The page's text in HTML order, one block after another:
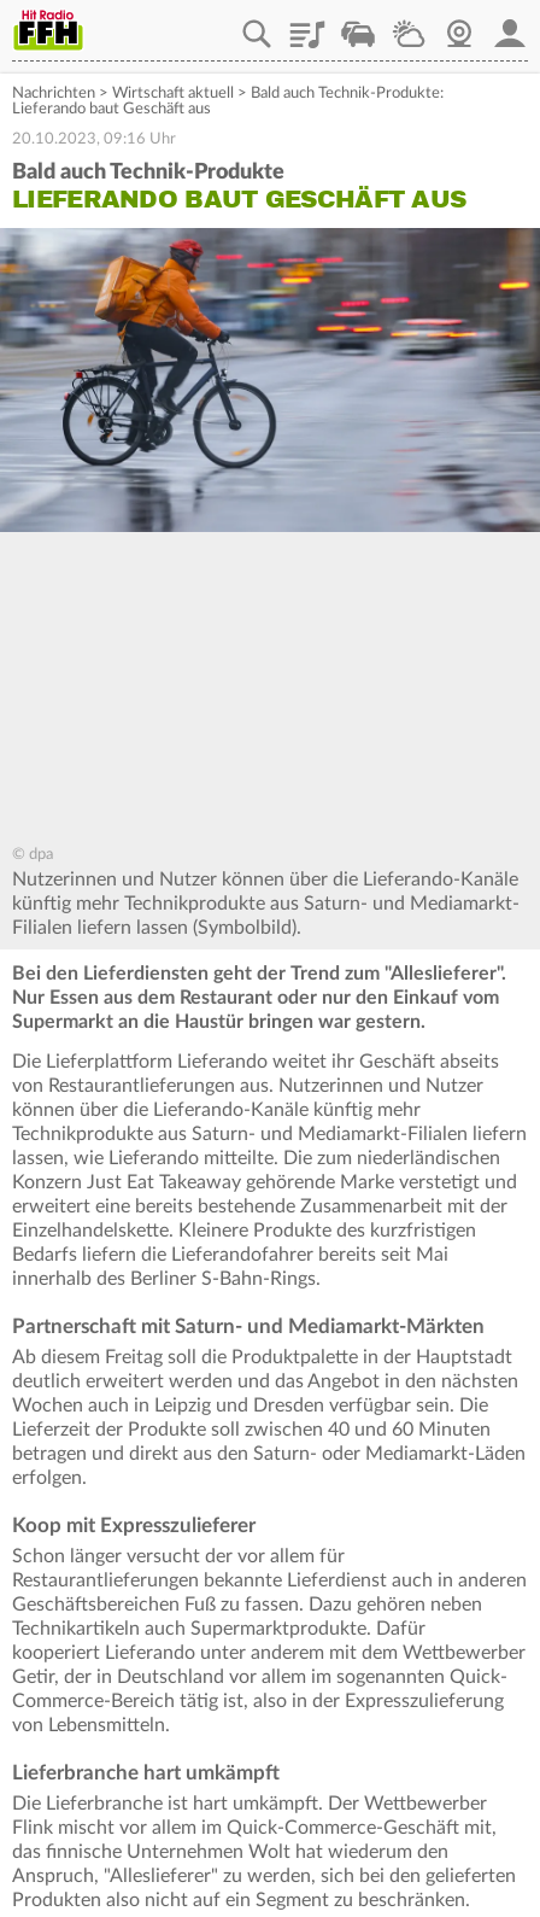
PlaylistStaupilotWetterWebcam
Nachrichten > Wirtschaft aktuell > Bald auch Technik-Produkte:
Lieferando baut Geschäft aus
20.10.2023, 09:16 Uhr
Bald auch Technik-Produkte
LIEFERANDO BAUT GESCHÄFT AUS
© dpa
Nutzerinnen und Nutzer können über die Lieferando-Kanäle
künftig mehr Technikprodukte aus Saturn- und Mediamarkt-
Filialen liefern lassen (Symbolbild).
Bei den Lieferdiensten geht der Trend zum "Alleslieferer".
Nur Essen aus dem Restaurant oder nur den Einkauf vom
Supermarkt an die Haustür bringen war gestern.
Die Lieferplattform Lieferando weitet ihr Geschäft abseits
von Restaurantlieferungen aus. Nutzerinnen und Nutzer
können über die Lieferando-Kanäle künftig mehr
Technikprodukte aus Saturn- und Mediamarkt-Filialen liefern
lassen, wie Lieferando mitteilte. Die zum niederländischen
Konzern Just Eat Takeaway gehörende Marke verstetigt und
erweitert eine bereits bestehende Zusammenarbeit mit der
Einzelhandelskette. Kleinere Produkte des kurzfristigen
Bedarfs liefern die Lieferandofahrer bereits seit Mai
innerhalb des Berliner S-Bahn-Rings.
Partnerschaft mit Saturn- und Mediamarkt-Märkten
Ab diesem Freitag soll die Produktpalette in der Hauptstadt
deutlich erweitert werden und das Angebot in den nächsten
Wochen auch in Leipzig und Dresden verfügbar sein. Die
Lieferzeit der Produkte soll zwischen 40 und 60 Minuten
betragen und direkt aus den Saturn- oder Mediamarkt-Läden
erfolgen.
Koop mit Expresszulieferer
Schon länger versucht der vor allem für
Restaurantlieferungen bekannte Lieferdienst auch in anderen
Geschäftsbereichen Fuß zu fassen. Dazu gehören neben
Technikartikeln auch Supermarktprodukte. Dafür
kooperiert Lieferando unter anderem mit dem Wettbewerber
Getir, der in Deutschland vor allem im sogenannten Quick-
Commerce-Bereich tätig ist, also in der Expresszulieferung
von Lebensmitteln.
Lieferbranche hart umkämpft
Die Lieferbranche ist hart umkämpft. Der Wettbewerber
Flink mischt vor allem im Quick-Commerce-Geschäft mit,
das finnische Unternehmen Wolt hat wiederum den
Anspruch, "Alleslieferer" zu werden, sich bei den gelieferten
Produkten also nicht auf ein Segment zu beschränken.